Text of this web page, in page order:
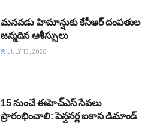
మనవడు హిమాన్షుకు కేసీఆర్‌ దంపతుల
జన్మదిన ఆశీస్సులు
JULY 13, 2026
15 నుంచే ఈహెచ్‌ఎస్‌ సేవలు
ప్రారంభించాలి: పెన్షనర్ల ఐకాస డిమాండ్